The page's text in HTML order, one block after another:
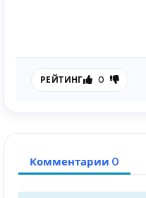
РЕЙТИНГ 0
Комментарии 0